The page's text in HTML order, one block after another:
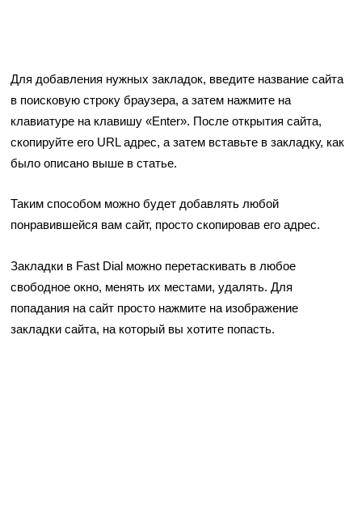
Для добавления нужных закладок, введите название сайта
в поисковую строку браузера, а затем нажмите на
клавиатуре на клавишу «Enter». После открытия сайта,
скопируйте его URL адрес, а затем вставьте в закладку, как
было описано выше в статье.
Таким способом можно будет добавлять любой
понравившейся вам сайт, просто скопировав его адрес.
Закладки в Fast Dial можно перетаскивать в любое
свободное окно, менять их местами, удалять. Для
попадания на сайт просто нажмите на изображение
закладки сайта, на который вы хотите попасть.